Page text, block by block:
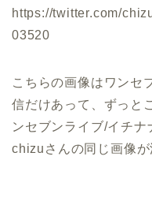
https://twitter.com/
03520
こちらの画像はワンセ
信だけあって、ずっと
ンセブンライブ/イチ
chizuさんの同じ画像が